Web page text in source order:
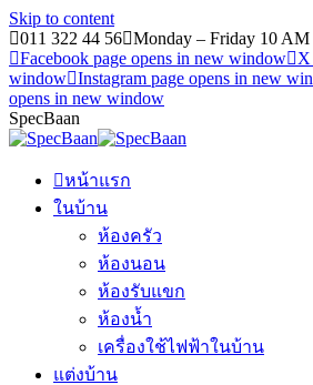
Skip to content
011 322 44 56 Monday – Friday 10
Facebook page opens in new window
X
window Instagram page opens in new
opens in new window
SpecBaan
หน้าแรก
ในบ้าน
ห้องครัว
ห้องนอน
ห้องรับแขก
ห้องน้ำ
เครื่องใช้ไฟฟ้าในบ้าน
แต่งบ้าน